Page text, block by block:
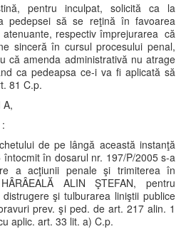
pentru inculpat, solicită ca la
pedepsei să se reţină în favoarea
respectiv împrejurarea că
sinceră în cursul procesului penal,
că amenda administrativă nu atrage
ca pedeapsa ce-i va fi aplicată să
81 C.p.
A,
de pe lângă această instanţă
în dosarul nr. 197/P/2005 s-a
a acţiunii penale şi trimiterea în
ALIN ŞTEFAN, pentru
şi tulburarea liniştii publice
prev. şi ped. de art. 217 alin. 1
aplic. art. 33 lit. a) C.p.